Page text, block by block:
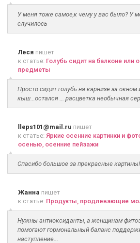
У меня тоже самое,к чему у вас было? У
случилось
Леся пишет
к статье: Голубь сидит на балконе или
предметы
Просто сидит голубь на карнизе за окном
кыш...остался ... расцветка необычная
lleps101@mail.ru пишет
к статье: Яркие осенние картинки и
осенью, осенние пейзажи
Спасибо большое за прекрасные картины!
Жанна пишет
к статье: Продукты, продлевающие
Нужны антиоксиданты, а женщинам
помогают гормональный баланс
наступление...